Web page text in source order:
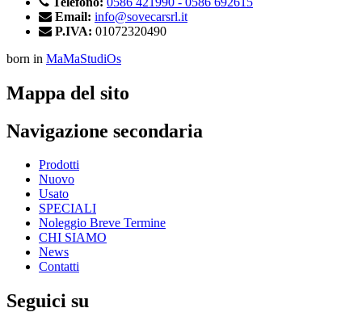
Email: info@sovecarsrl.it
P.IVA: 01072320490
born in MaMaStudiOs
Mappa del sito
Navigazione secondaria
Prodotti
Nuovo
Usato
SPECIALI
Noleggio Breve Termine
CHI SIAMO
News
Contatti
Seguici su